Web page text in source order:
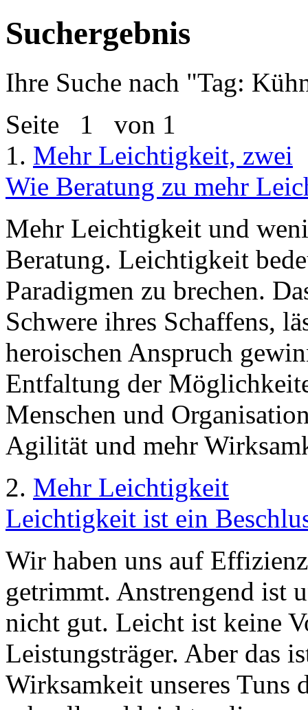
Suchergebnis
Ihre Suche nach "Tag:
Seite 1 von 1
1. Mehr Leichtigkeit, zwei
Wie Beratung zu mehr
Mehr Leichtigkeit und
Beratung. Leichtigkeit
Paradigmen zu brechen.
Schwere ihres Schaffens,
heroischen Anspruch
Entfaltung der
Menschen und
Agilität und mehr
2. Mehr Leichtigkeit
Leichtigkeit ist ein
Wir haben uns auf
getrimmt. Anstrengend ist
nicht gut. Leicht ist keine
Leistungsträger. Aber das
Wirksamkeit unseres Tuns